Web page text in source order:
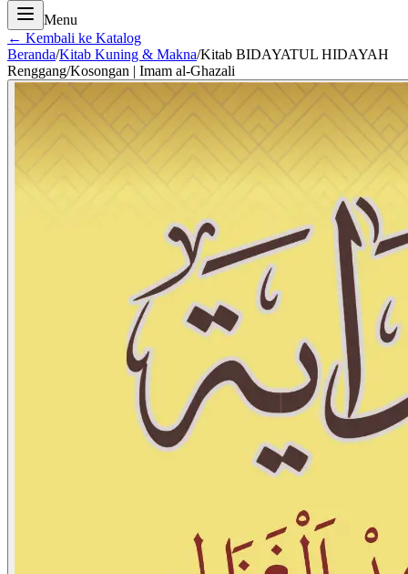
Menu
← Kembali ke Katalog
Beranda/Kitab Kuning & Makna/Kitab BIDAYATUL HIDAYAH
Renggang/Kosongan | Imam al-Ghazali